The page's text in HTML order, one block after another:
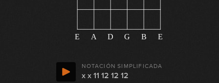
E A D G B E
NOTACIÓN SIMPLIFICADA
x x 11 12 12 12